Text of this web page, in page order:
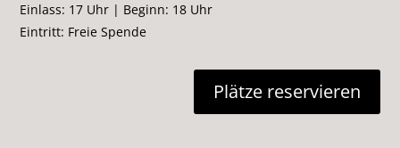
Einlass: 17 Uhr | Beginn: 18 Uhr
Eintritt: Freie Spende
Plätze reservieren